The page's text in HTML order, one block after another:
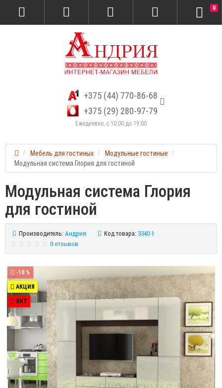
+375 (44) 770-86-68
+375 (29) 280-97-79
Ежедневно, с 10:00 до 19:00
0
Мебель для гостиных
Модульные гостиные
Модульная система Глория для гостиной
Модульная система Глория
для гостиной
Производитель: Андрия Код товара: 3340-1
0 отзывов
-10 %
АКЦИЯ
ХИТ